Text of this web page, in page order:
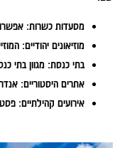
מסעדות כשרות:
מוזיאונים יהודיים:
בתי כנסת: מגוון בתי
אתרים היסטוריים:
אירועים קהילתיים: